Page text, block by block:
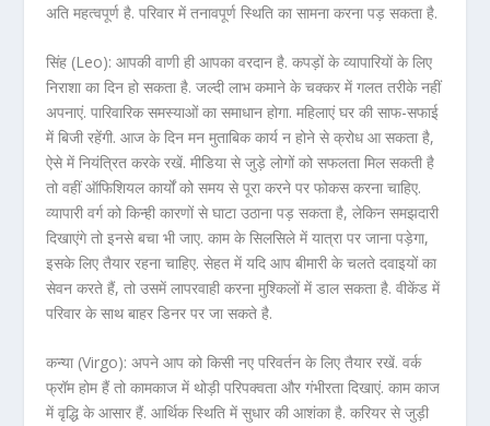
अति महत्वपूर्ण है. परिवार में तनावपूर्ण स्थिति का सामना करना पड़ सकता है.
सिंह (Leo): आपकी वाणी ही आपका वरदान है. कपड़ों के व्यापारियों के लिए
निराशा का दिन हो सकता है. जल्दी लाभ कमाने के चक्कर में गलत तरीके नहीं
अपनाएं. पारिवारिक समस्याओं का समाधान होगा. महिलाएं घर की साफ-सफाई
में बिजी रहेंगी. आज के दिन मन मुताबिक कार्य न होने से क्रोध आ सकता है,
ऐसे में नियंत्रित करके रखें. मीडिया से जुड़े लोगों को सफलता मिल सकती है
तो वहीं ऑफिशियल कार्यों को समय से पूरा करने पर फोकस करना चाहिए.
व्यापारी वर्ग को किन्ही कारणों से घाटा उठाना पड़ सकता है, लेकिन समझदारी
दिखाएंगे तो इनसे बचा भी जाए. काम के सिलसिले में यात्रा पर जाना पड़ेगा,
इसके लिए तैयार रहना चाहिए. सेहत में यदि आप बीमारी के चलते दवाइयों का
सेवन करते हैं, तो उसमें लापरवाही करना मुश्किलों में डाल सकता है. वीकेंड में
परिवार के साथ बाहर डिनर पर जा सकते है.
कन्या (Virgo): अपने आप को किसी नए परिवर्तन के लिए तैयार रखें. वर्क
फ्रॉम होम हैं तो कामकाज में थोड़ी परिपक्वता और गंभीरता दिखाएं. काम काज
में वृद्धि के आसार हैं. आर्थिक स्थिति में सुधार की आशंका है. करियर से जुड़ी